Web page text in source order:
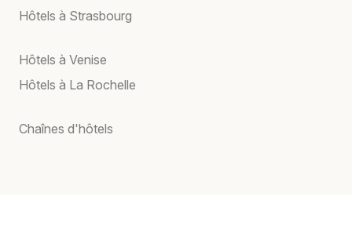
Hôtels à Strasbourg
Hôtels à Venise
Hôtels à La Rochelle
Chaînes d'hôtels